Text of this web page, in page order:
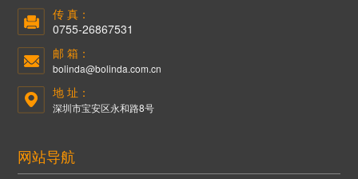
传 真：
0755-26867531
邮 箱：
bolinda@bolinda.com.cn
地 址：
深圳市宝安区永和路8号
网站导航